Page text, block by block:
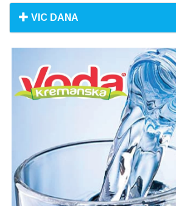
VIC DANA